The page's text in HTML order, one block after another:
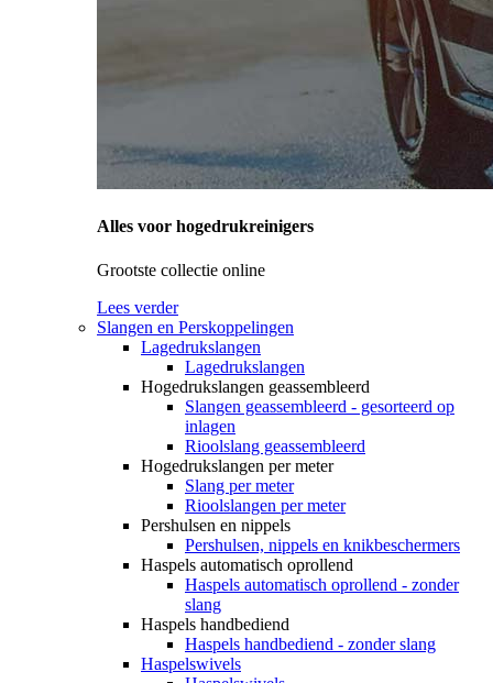
Alles voor hogedrukreinigers
Grootste collectie online
Lees verder
Slangen en Perskoppelingen
Lagedrukslangen
Lagedrukslangen
Hogedrukslangen geassembleerd
Slangen geassembleerd - gesorteerd op
inlagen
Rioolslang geassembleerd
Hogedrukslangen per meter
Slang per meter
Rioolslangen per meter
Pershulsen en nippels
Pershulsen, nippels en knikbeschermers
Haspels automatisch oprollend
Haspels automatisch oprollend - zonder
slang
Haspels handbediend
Haspels handbediend - zonder slang
Haspelswivels